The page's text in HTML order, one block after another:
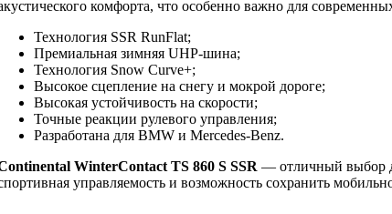
комфорта, что особенно важно для
Технология SSR RunFlat;
Премиальная зимняя UHP-шина;
Технология Snow Curve+;
Высокое сцепление на снегу и мокрой дороге;
Высокая устойчивость на скорости;
Точные реакции рулевого управления;
Разработана для BMW и Mercedes-Benz.
WinterContact TS 860 S SSR — отличный выбор
управляемость и возможность сохранить